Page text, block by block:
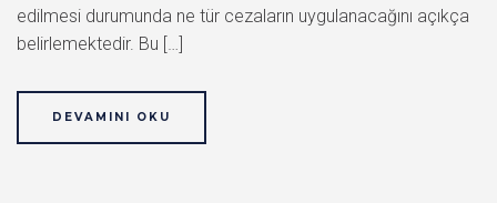
edilmesi durumunda ne tür cezaların uygulanacağını açıkça
belirlemektedir. Bu […]
DEVAMINI OKU